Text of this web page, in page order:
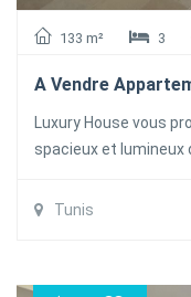
133 m² 3
A Vendre
Luxury House vous
spacieux et lumineux
proximités de toutes
Partie jour: un salon
Tunis